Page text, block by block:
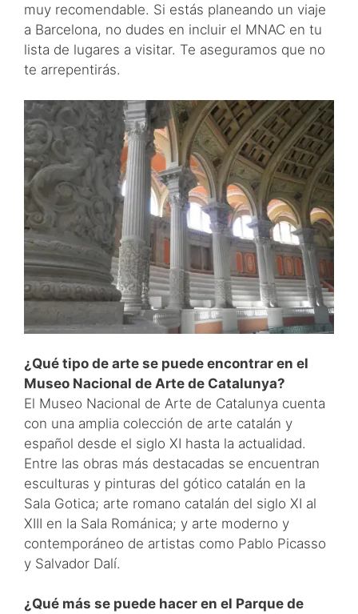
muy recomendable. Si estás planeando un viaje
a Barcelona, no dudes en incluir el MNAC en tu
lista de lugares a visitar. Te aseguramos que no
te arrepentirás.
¿Qué tipo de arte se puede encontrar en el
Museo Nacional de Arte de Catalunya?
El Museo Nacional de Arte de Catalunya cuenta
con una amplia colección de arte catalán y
español desde el siglo XI hasta la actualidad.
Entre las obras más destacadas se encuentran
esculturas y pinturas del gótico catalán en la
Sala Gotica; arte romano catalán del siglo XI al
XIII en la Sala Románica; y arte moderno y
contemporáneo de artistas como Pablo Picasso
y Salvador Dalí.
¿Qué más se puede hacer en el Parque de